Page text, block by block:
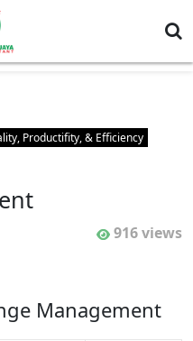
Productifity, & Efficiency
916 views
Management